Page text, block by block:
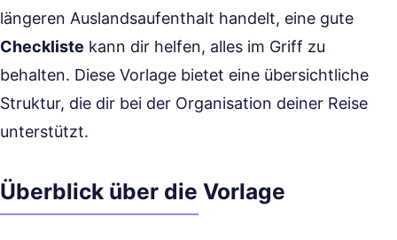
längeren Auslandsaufenthalt handelt, eine gute
Checkliste kann dir helfen, alles im Griff zu
behalten. Diese Vorlage bietet eine übersichtliche
Struktur, die dir bei der Organisation deiner Reise
unterstützt.
Überblick über die Vorlage